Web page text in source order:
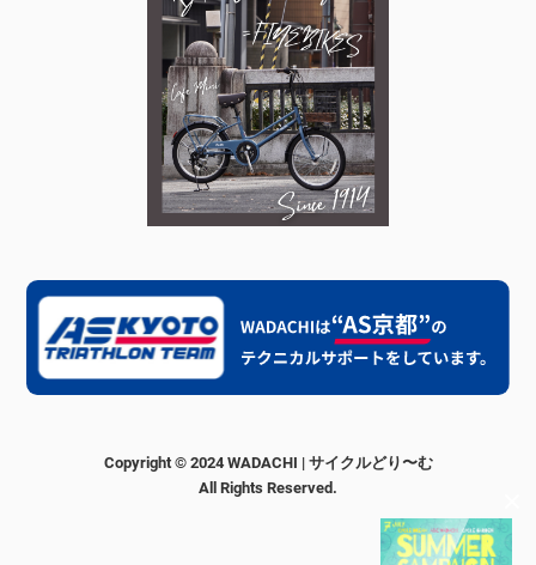
Copyright © 2024 WADACHI | サイクルどり〜む
All Rights Reserved.